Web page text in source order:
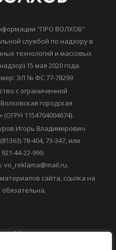
"ПРО ВОЛХОВ"
службой по надзору в
технологий и массовых
15 мая 2020 года.
ЭЛ № ФС 77-78299
с ограниченной
городская
1154704004674).
Игорь Владимирович
78-404, 73-347, или
44-22-999.
vo_reklama@mail.ru.
сайта, ссылка на